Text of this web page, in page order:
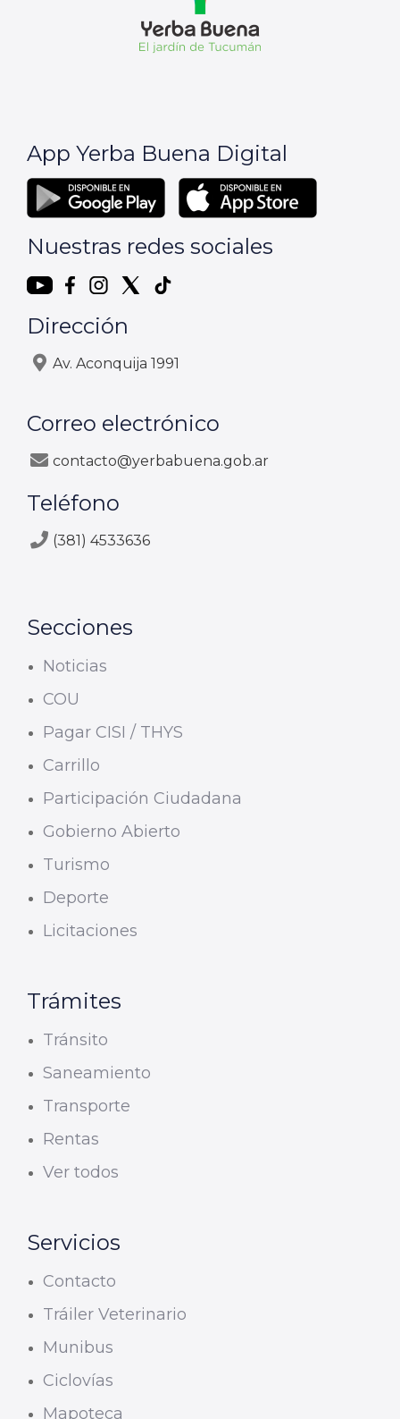
App Yerba Buena Digital
Nuestras redes sociales
Dirección
Av. Aconquija 1991
Correo electrónico
contacto@yerbabuena.gob.ar
Teléfono
(381) 4533636
Secciones
Noticias
COU
Pagar CISI / THYS
Carrillo
Participación Ciudadana
Gobierno Abierto
Turismo
Deporte
Licitaciones
Trámites
Tránsito
Saneamiento
Transporte
Rentas
Ver todos
Servicios
Contacto
Tráiler Veterinario
Munibus
Ciclovías
Mapoteca